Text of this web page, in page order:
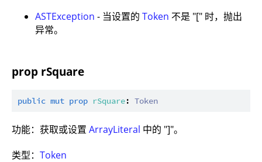
ASTException - 当设置的 Token 不是 "[" 时，抛出
异常。
prop rSquare
public mut prop rSquare: Token
功能：获取或设置 ArrayLiteral 中的 "]"。
类型： Token